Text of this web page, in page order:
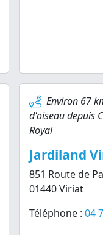
Environ 67
d'oiseau depuis
Royal
Jardiland
851 Route de
01440 Viriat
Téléphone : 04